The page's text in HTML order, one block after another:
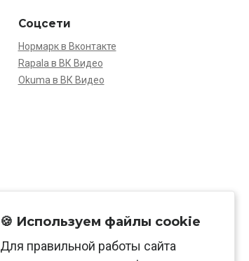
Соцсети
Нормарк в Вконтакте
Rapala в ВК Видео
Okuma в ВК Видео
🍪 Используем файлы cookie
Для правильной работы сайта